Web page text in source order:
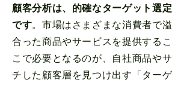
顧客分析は、的確なターゲット選
です。市場はさまざまな消費者で
合った商品やサービスを提供する
こで必要となるのが、自社商品や
チした顧客層を見つけ出す「ター